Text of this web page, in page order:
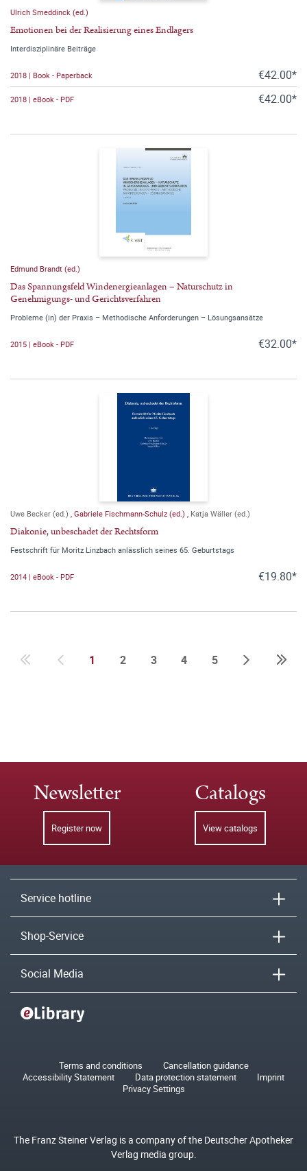
Ulrich Smeddinck (ed.)
Emotionen bei der Realisierung eines Endlagers
Interdisziplinäre Beiträge
2018 | Book - Paperback €42.00*
2018 | eBook - PDF €42.00*
Edmund Brandt (ed.)
Das Spannungsfeld Windenergieanlagen – Naturschutz in
Genehmigungs- und Gerichtsverfahren
Probleme (in) der Praxis – Methodische Anforderungen – Lösungsansätze
2015 | eBook - PDF €32.00*
Uwe Becker (ed.) , Gabriele Fischmann-Schulz (ed.) , Katja Wäller (ed.)
Diakonie, unbeschadet der Rechtsform
Festschrift für Moritz Linzbach anlässlich seines 65. Geburtstags
2014 | eBook - PDF €19.80*
1 2 3 4 5
Newsletter
Register now
Catalogs
View catalogs
Service hotline
Shop-Service
Social Media
Terms and conditions
Cancellation guidance
Accessibility Statement
Data protection statement
Imprint
Privacy Settings
The Franz Steiner Verlag is a company of the Deutscher Apotheker
Verlag media group.